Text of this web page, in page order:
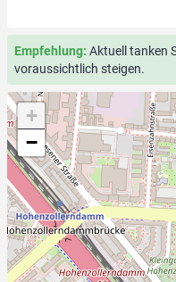
Empfehlung: Aktuell tanken
voraussichtlich steigen.
+
−